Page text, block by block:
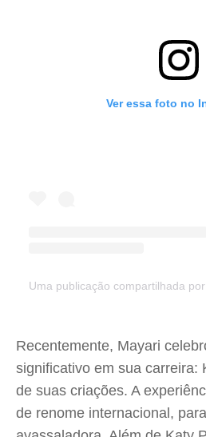
Ver essa foto no
Recentemente, Mayari
significativo em sua carreira:
de suas criações. A
de renome internacional,